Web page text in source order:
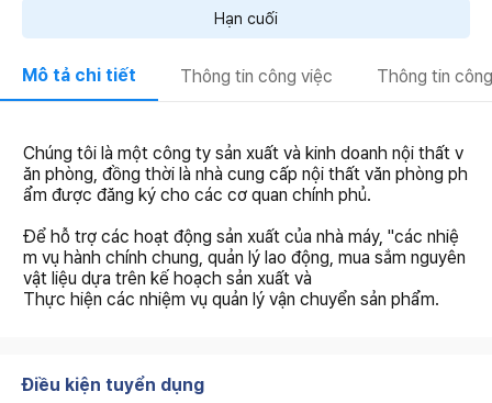
Hạn cuối
Mô tả chi tiết Thông tin công việc Thông tin
Chúng tôi là một công ty sản xuất và kinh doanh nội thất v
ăn phòng, đồng thời là nhà cung cấp nội thất văn phòng ph
ẩm được đăng ký cho các cơ quan chính phủ.
Để hỗ trợ các hoạt động sản xuất của nhà máy, "các nhiệ
m vụ hành chính chung, quản lý lao động, mua sắm nguyên
vật liệu dựa trên kế hoạch sản xuất và
Thực hiện các nhiệm vụ quản lý vận chuyển sản phẩm.
Điều kiện tuyển dụng